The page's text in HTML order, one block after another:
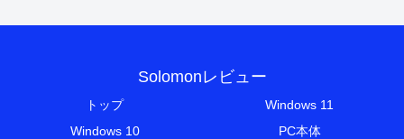
Solomonレビュー
トップ
Windows 11
Windows 10
PC本体